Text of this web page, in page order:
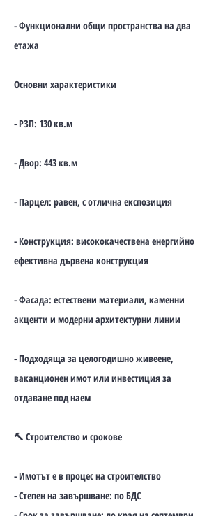
- Функционални общи пространства на два
етажа
Основни характеристики
- РЗП: 130 кв.м
- Двор: 443 кв.м
- Парцел: равен, с отлична експозиция
- Конструкция: висококачествена енергийно
ефективна дървена конструкция
- Фасада: естествени материали, каменни
акценти и модерни архитектурни линии
- Подходяща за целогодишно живеене,
ваканционен имот или инвестиция за
отдаване под наем
🔨 Строителство и срокове
- Имотът е в процес на строителство
- Степен на завършване: по БДС